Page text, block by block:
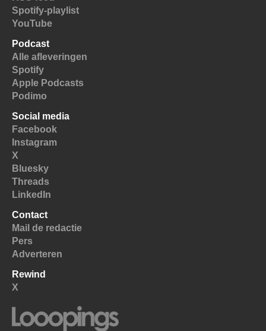
Spotify-playlist
YouTube
Podcast
Alle afleveringen
Spotify
Apple Podcasts
Podimo
Social media
Facebook
Instagram
X
Bluesky
Threads
LinkedIn
Contact
Mail de redactie
Pers
Adverteren
Rewind
X